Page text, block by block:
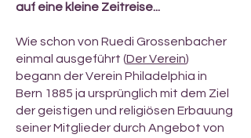
auf eine kleine Zeitreise...
Wie schon von Ruedi Grossenbacher
einmal ausgeführt (Der Verein)
begann der Verein Philadelphia in
Bern 1885 ja ursprünglich mit dem Ziel
der geistigen und religiösen Erbauung
seiner Mitglieder durch Angebot von